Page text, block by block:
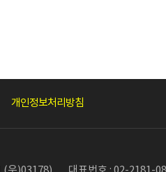
개인정보처리방침